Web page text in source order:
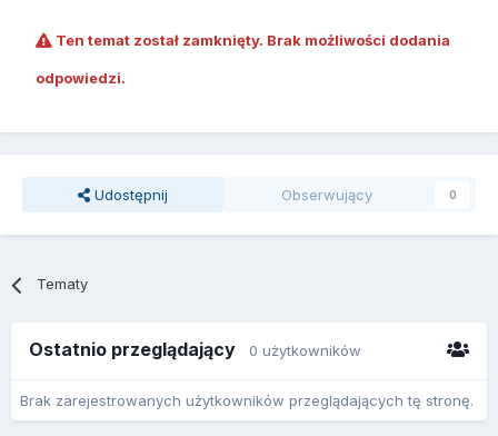
Ten temat został zamknięty. Brak możliwości dodania
odpowiedzi.
Udostępnij Obserwujący 0
Tematy
Ostatnio przeglądający 0 użytkowników
Brak zarejestrowanych użytkowników przeglądających tę stronę.